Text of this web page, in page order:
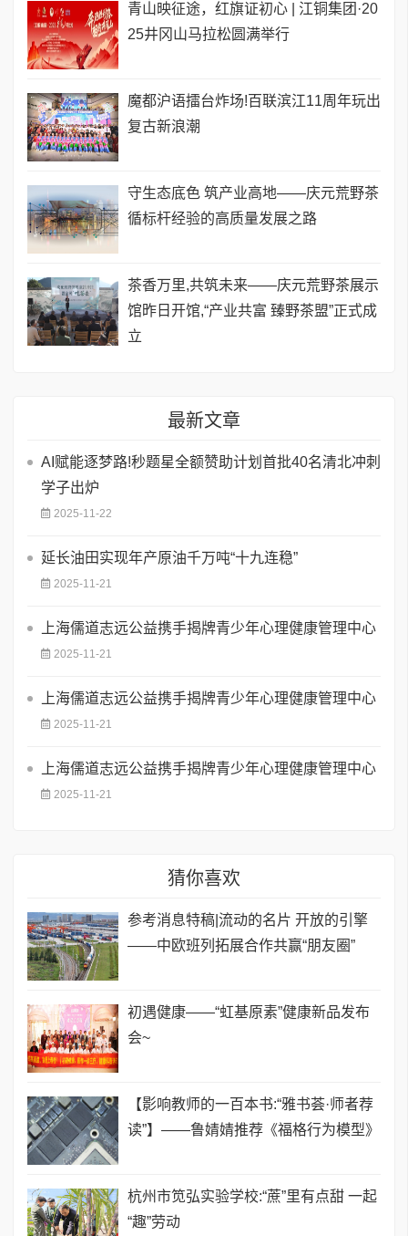
青山映征途，红旗证初心 | 江铜集团·20
25井冈山马拉松圆满举行
魔都沪语擂台炸场!百联滨江11周年玩出
复古新浪潮
守生态底色 筑产业高地——庆元荒野茶
循标杆经验的高质量发展之路
茶香万里,共筑未来——庆元荒野茶展示
馆昨日开馆,“产业共富 臻野茶盟”正式成
立
最新文章
AI赋能逐梦路!秒题星全额赞助计划首批40名清北冲刺
学子出炉
2025-11-22
延长油田实现年产原油千万吨“十九连稳”
2025-11-21
上海儒道志远公益携手揭牌青少年心理健康管理中心
2025-11-21
上海儒道志远公益携手揭牌青少年心理健康管理中心
2025-11-21
上海儒道志远公益携手揭牌青少年心理健康管理中心
2025-11-21
猜你喜欢
参考消息特稿|流动的名片 开放的引擎
——中欧班列拓展合作共赢“朋友圈”
初遇健康——“虹基原素”健康新品发布
会~
【影响教师的一百本书:“雅书荟·师者荐
读”】——鲁婧婧推荐《福格行为模型》
杭州市笕弘实验学校:“蔗”里有点甜 一起
“趣”劳动